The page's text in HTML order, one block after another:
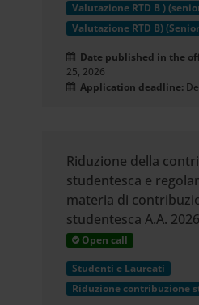
Valutazione RTD B )
Valutazione RTD B)
Date published in the
25, 2026
Application deadline:
Riduzione della
studentesca e
materia di
studentesca A.A.
Open call
Studenti e Laureati
Riduzione contribuzione